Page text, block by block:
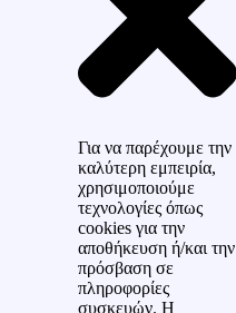
Για να παρέχουμε την
καλύτερη εμπειρία,
χρησιμοποιούμε
τεχνολογίες όπως
cookies για την
αποθήκευση ή/και την
πρόσβαση σε
πληροφορίες
συσκευών. Η